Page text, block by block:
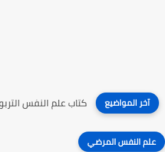
آخر المواضيع كتاب علم النفس
علم النفس المرضي